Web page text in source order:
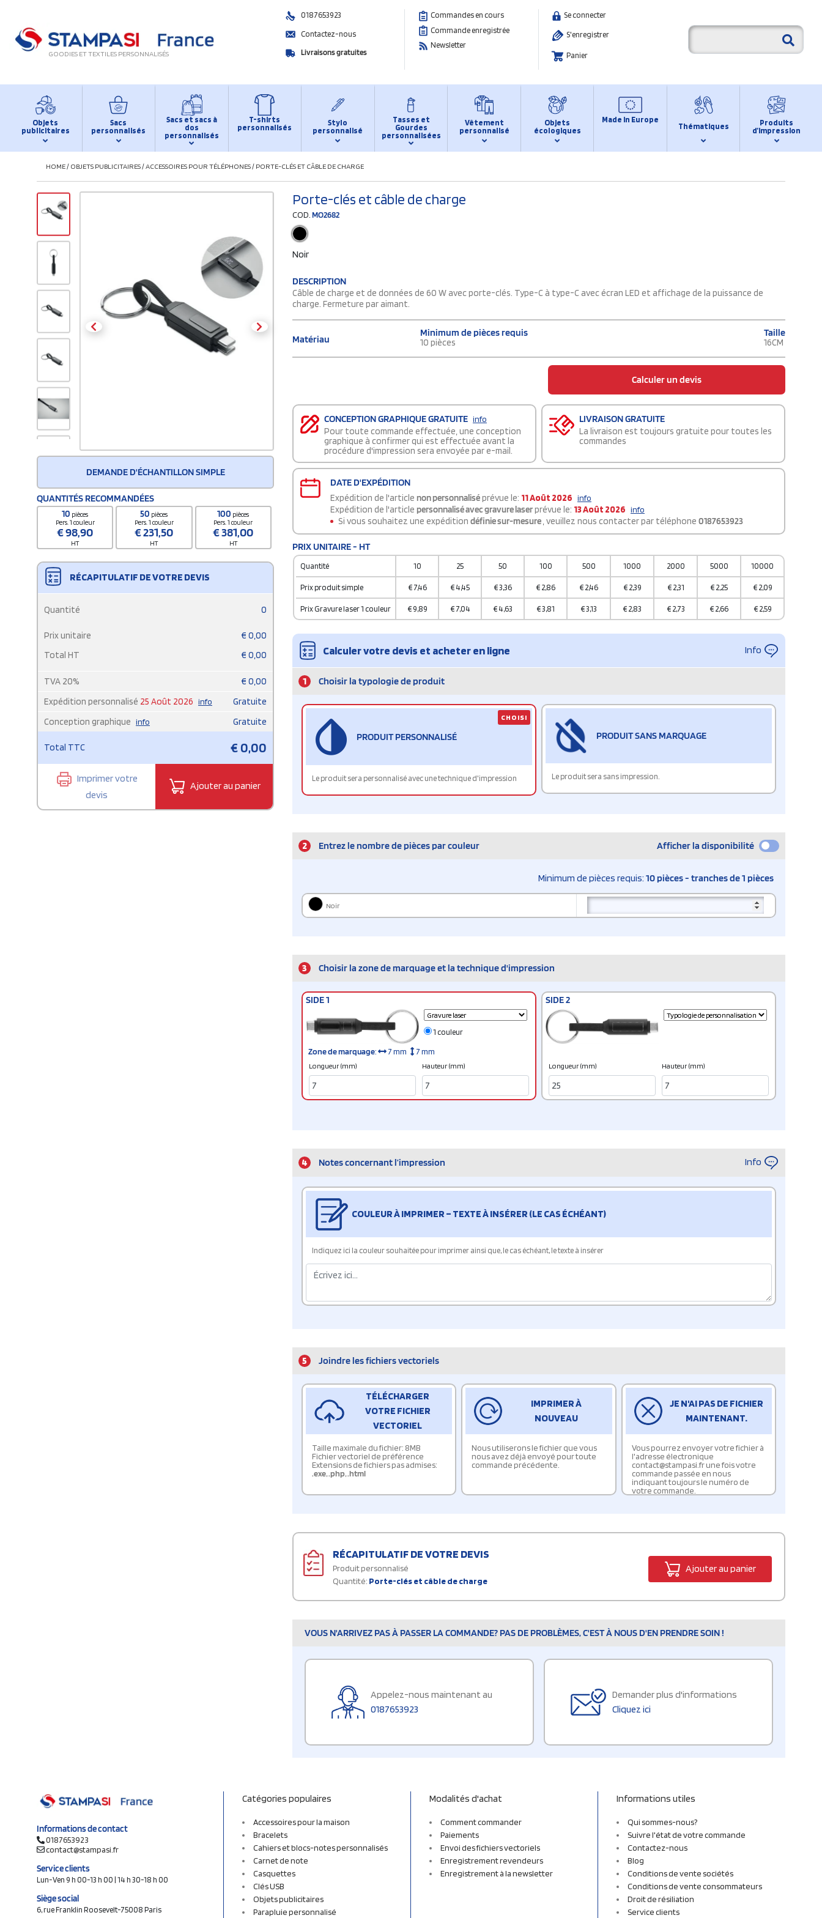
GOODIES ET TEXTILES PERSONNALISÉS
0187653923
Contactez-nous
Livraisons gratuites
Commandes en cours
Commande enregistrée
Newsletter
Se connecter
S'enregistrer
Panier
Objets
publicitaires
Sacs
personnalisés
Sacs et sacs à
dos
personnalisés
T-shirts
personnalisés
Stylo
personnalisé
Tasses et
Gourdes
personnalisées
Vêtement
personnalisé
Objets
écologiques
Made in Europe
Thématiques
Produits
d’impression
HOME/ OBJETS PUBLICITAIRES/ACCESSOIRES POUR TÉLÉPHONES/ PORTE-CLÉS ET CÂBLE DE CHARGE
DEMANDE D'ÉCHANTILLON SIMPLE
QUANTITÉS RECOMMANDÉES
10 pièces
Pers. 1 couleur
€98,90
HT
50 pièces
Pers. 1 couleur
€231,50
HT
100 pièces
Pers. 1 couleur
€381,00
HT
RÉCAPITULATIF DE VOTRE DEVIS
Quantité 0
Prix unitaire € 0,00
Total HT
€ 0,00
TVA 20% € 0,00
Expédition personnalisé 25 Août 2026 info
Gratuite
Conception graphique info Gratuite
Total TTC €0,00
Imprimer votre
devis
Ajouter au panier
Porte-clés et câble de charge
COD.MO2682
Noir
DESCRIPTION
Câble de charge et de données de 60 W avec porte-clés. Type-C à type-C avec écran LED et affichage de la puissance de
charge. Fermeture par aimant.
Matériau
Minimum de pièces requis
10 pièces
Taille
16CM
Calculer un devis
CONCEPTION GRAPHIQUE GRATUITE info
Pour toute commande effectuée, une conception
graphique à confirmer qui est effectuée avant la
procédure d'impression sera envoyée par e-mail.
LIVRAISON GRATUITE
La livraison est toujours gratuite pour toutes les
commandes
DATE D'EXPÉDITION
Expédition de l'article non personnaliséprévue le: 11 Août 2026 info
Expédition de l'article personnalisé avec gravure laserprévue le: 13 Août 2026 info
Si vous souhaitez une expédition définie sur-mesure, veuillez nous contacter par téléphone 0187653923
PRIX UNITAIRE - HT
Quantité 10 25 50 100 500 1000 2000 5000 10000
Prix produit simple € 7,46 € 4,45 €3,36 € 2,86 € 2,46 € 2,39 € 2,31 € 2,25 € 2,09
Prix Gravure laser 1 couleur € 9,89 € 7,04 € 4,63 €3,81 €3,13 € 2,83 € 2,73 € 2,66 € 2,59
Calculer votre devis et acheter en ligne Info
1 Choisir la typologie de produit
PRODUIT PERSONNALISÉ
Le produit sera personnalisé avec une technique d'impression
CHOISI
PRODUIT SANS MARQUAGE
Le produit sera sans impression.
2 Entrez le nombre de pièces par couleur Afficher la disponibilité
Minimum de pièces requis: 10 pièces - tranches de 1 pièces
Noir
3 Choisir la zone de marquage et la technique d'impression
SIDE 1
1 couleur
Zone de marquage: 7 mm 7 mm
Longueur (mm) Hauteur (mm)
SIDE 2
Longueur (mm) Hauteur (mm)
4 Notes concernant l’impression Info
COULEUR À IMPRIMER – TEXTE À INSÉRER (LE CAS ÉCHÉANT)
Indiquez ici la couleur souhaitée pour imprimer ainsi que, le cas échéant, le texte à insérer
5 Joindre les fichiers vectoriels
TÉLÉCHARGER
VOTRE FICHIER
VECTORIEL
Taille maximale du fichier: 8MB
Fichier vectoriel de préférence
Extensions de fichiers pas admises:
.exe,.php,.html
IMPRIMER À
NOUVEAU
Nous utiliserons le fichier que vous
nous avez déjà envoyé pour toute
commande précédente.
JE N'AI PAS DE FICHIER
MAINTENANT.
Vous pourrez envoyer votre fichier à
l'adresse électronique
contact@stampasi.fr une fois votre
commande passée en nous
indiquant toujours le numéro de
votre commande.
RÉCAPITULATIF DE VOTRE DEVIS
Produit personnalisé
Quantité: Porte-clés et câble de charge
Ajouter au panier
VOUS N'ARRIVEZ PAS À PASSER LA COMMANDE? PAS DE PROBLÈMES, C'EST À NOUS D'EN PRENDRE SOIN !
Appelez-nous maintenant au
0187653923
Demander plus d'informations
Cliquez ici
Informations de contact
0187653923
contact@stampasi.fr
Service clients
Lun-Ven 9 h 00-13 h 00 | 14 h 30-18 h 00
Siège social
6, rue Franklin Roosevelt-75008 Paris
Catégories populaires
Accessoires pour la maison
Bracelets
Cahiers et blocs-notes personnalisés
Carnet de note
Casquettes
Clés USB
Objets publicitaires
Parapluie personnalisé
Modalités d'achat
Comment commander
Paiements
Envoi des fichiers vectoriels
Enregistrement revendeurs
Enregistrement à la newsletter
Informations utiles
Qui sommes-nous?
Suivre l'état de votre commande
Contactez-nous
Blog
Conditions de vente sociétés
Conditions de vente consommateurs
Droit de résiliation
Service clients